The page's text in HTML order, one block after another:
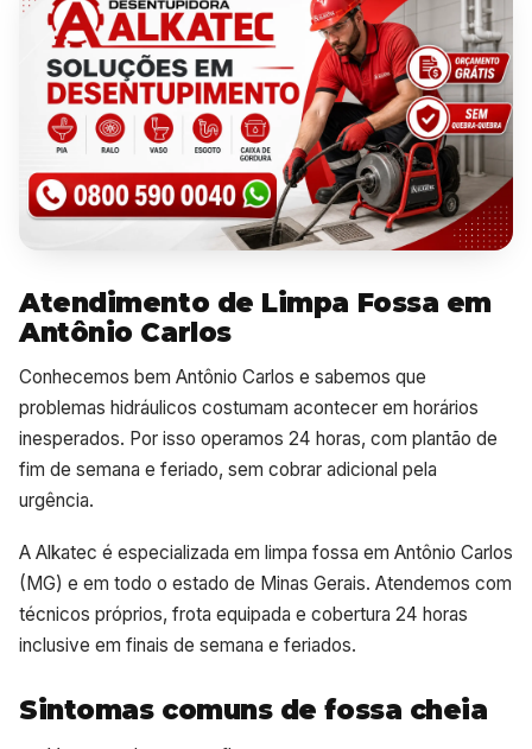
Atendimento de Limpa Fossa em
Antônio Carlos
Conhecemos bem Antônio Carlos e sabemos que
problemas hidráulicos costumam acontecer em horários
inesperados. Por isso operamos 24 horas, com plantão de
fim de semana e feriado, sem cobrar adicional pela
urgência.
A Alkatec é especializada em limpa fossa em Antônio Carlos
(MG) e em todo o estado de Minas Gerais. Atendemos com
técnicos próprios, frota equipada e cobertura 24 horas
inclusive em finais de semana e feriados.
Sintomas comuns de fossa cheia